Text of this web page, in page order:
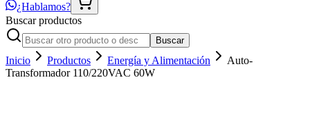
¿Hablamos?
Buscar productos
Buscar
Inicio Productos Energía y Alimentación
Auto-
Transformador 110/220VAC 60W